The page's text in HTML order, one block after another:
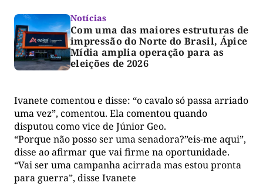
Notícias
Com uma das maiores estruturas de
impressão do Norte do Brasil, Ápice
Mídia amplia operação para as
eleições de 2026
Ivanete comentou e disse: “o cavalo só passa arriado
uma vez”, comentou. Ela comentou quando
disputou como vice de Júnior Geo.
“Porque não posso ser uma senadora?”eis-me aqui”,
disse ao afirmar que vai firme na oportunidade.
“Vai ser uma campanha acirrada mas estou pronta
para guerra”, disse Ivanete